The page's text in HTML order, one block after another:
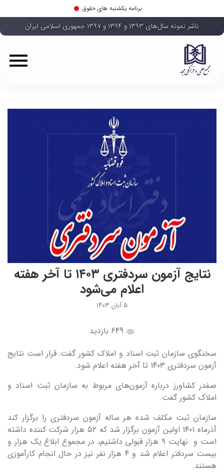
برنامه یکشنبه های حقوق
ناشر نمونه سال‌های ۱۳۹۳ و ۱۳۹۴ و ۱۳۹۷ جمهوری اسلامی ایران
نتایج آزمون سردفتری ۱۴۰۳ تا آخر هفته
اعلام می‌شود
۵ آبان ۱۴۰۳
سخنگوی سازمان ثبت اسناد و املاک کشور گفت: قرار است نتایج
آزمون سردفتری ۱۴۰۳ تا آخر هفته اعلام شود.
صفدر کشاورز درباره آزمون‌های مربوط به سازمان ثبت اسناد و
املاک کشور گفت:
سازمان ثبت مکلف شده هر ساله آزمون سردفتری را برگزار کند
آذرماه ١۴٠١ اولین آزمون برگزار شد که ۵٢ هزار شرکت کننده داشته
است و نهایت ٩ هزار قبولی داشتیم، در مجموع ابلاغ یک هزار و
بیست سردفتر اعلام شد و ۴ هزار نفر نیز در حال انجام کارآموزی
هستند.